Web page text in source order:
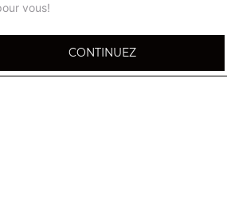
vous!
CONTINUEZ